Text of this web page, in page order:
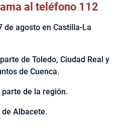
al teléfono 112
de agosto en Castilla-La
de Toledo, Ciudad Real y
de Cuenca.
parte de la región.
de Albacete.